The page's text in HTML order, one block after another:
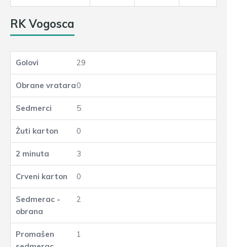
RK Vogosca
29
0
5
0
3
0
2
1